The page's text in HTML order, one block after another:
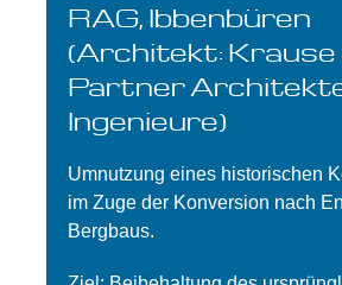
RAG, Ibbenbüren
(Architekt: Krause
Partner
Ingenieure)
Umnutzung eines historischen
im Zuge der Konversion nach
Bergbaus.